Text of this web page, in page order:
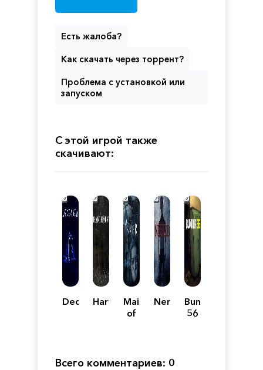
Есть жалоба?
Как скачать через торрент?
Проблема с установкой или
запуском
С этой игрой также
скачивают:
DeceasedHarthornMaid
of
NervedBunker
56
Всего комментариев: 0